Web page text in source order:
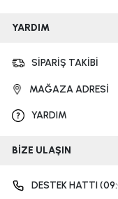
YARDIM
SİPARİŞ TAKİBİ
MAĞAZA ADRESİ
YARDIM
BİZE ULAŞIN
DESTEK HATTI